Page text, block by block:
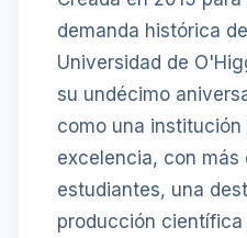
demanda histórica
Universidad de
su undécimo
como una institución
excelencia, con más
estudiantes, una
producción